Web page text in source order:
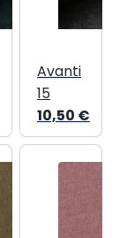
Avanti
15
10,50 €